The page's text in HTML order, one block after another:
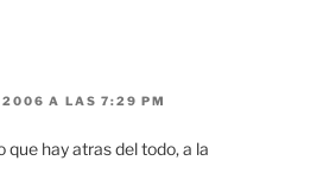
2006 A LAS 7:29 PM
que hay atras del todo, a la